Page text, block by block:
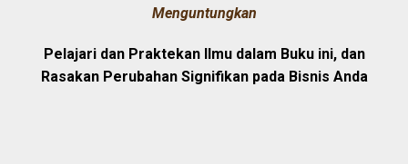
Menguntungkan
Pelajari dan Praktekan Ilmu dalam Buku ini, dan
Rasakan Perubahan Signifikan pada Bisnis Anda